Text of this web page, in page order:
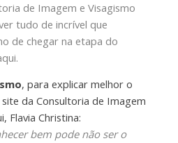
de Imagem e Visagismo
tudo de incrível que
de chegar na etapa do
, para explicar melhor o
da Consultoria de Imagem
Flavia Christina:
bem pode não ser o